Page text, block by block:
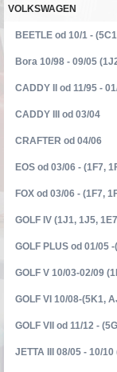
VOLKSWAGEN
BEETLE od 10/1 -
Bora 10/98 - 09/05
CADDY II od 11/95 -
CADDY III od 03/04
CRAFTER od 04/06
EOS od 03/06 - (1F7,
FOX od 03/06 - (1F7,
GOLF IV (1J1, 1J5,
GOLF PLUS od 01/05
GOLF V 10/03-02/09
GOLF VI 10/08-(5K1,
GOLF VII od 11/12 -
JETTA III 08/05 - 10/10